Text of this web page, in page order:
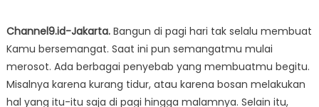
Channel9.id-Jakarta.Bangun di pagi hari tak selalu membuat
Kamu bersemangat. Saat ini pun semangatmu mulai
merosot. Ada berbagai penyebab yang membuatmu begitu.
Misalnya karena kurang tidur, atau karena bosan melakukan
hal yang itu-itu saja di pagi hingga malamnya. Selain itu,